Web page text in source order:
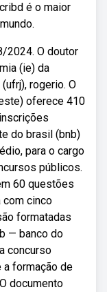
é o maior
2024. O doutor
(ie) da
rogerio. O
oferece 410
do brasil (bnb)
para o cargo
públicos.
60 questões
cinco
formatadas
— banco do
concurso
a formação de
documento